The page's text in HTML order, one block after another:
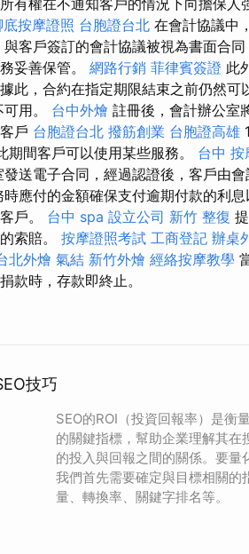
底按摩證照 台胞證台北 在會計協議中
客戶簽訂的會計協議被視為書面合
妥善保管。 網路行銷 菲律賓簽證 此
此，合約在指定期限結束之前仍然可
用。 台中外燴 註冊後，會計辦公室
戶 台胞證台北 撥筋創業 台胞證高雄
間客戶可以使用某些服務。 台中 按
送電子合同，經過認證後，客戶由
應付的金額確保支付逾期付款的利
戶。 台中 spa 設立公司 新竹 整復
索賠。 按摩證照考試 工商登記 辦桌
北外燴 氣結 新竹外燴 經絡按摩教學
款時，存款即終止。
技巧
SEO的ROI（投資回報率）是衡
的關鍵指標，幫助企業理解其在
的投入與回報之間的關係。要量
我們首先需要確定與目標相關的
量、轉換率、關鍵字排名等。